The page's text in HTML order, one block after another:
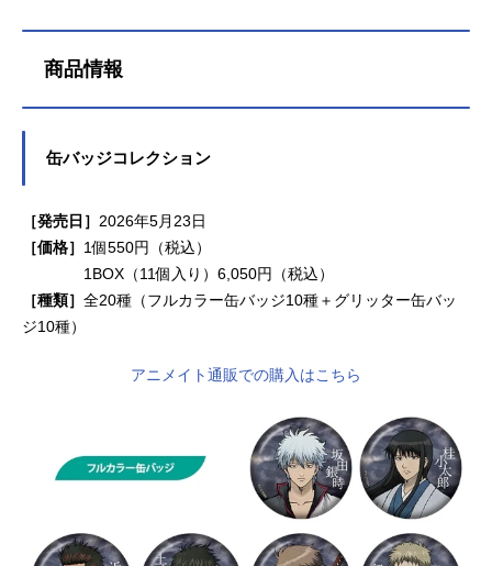
商品情報
缶バッジコレクション
［発売日］ 2026年5月23日
［価格］ 1個550円（税込）
1BOX（11個入り）6,050円（税込）
［種類］ 全20種（フルカラー缶バッジ10種＋グリッター缶バッ
ジ10種）
アニメイト通販での購入はこちら